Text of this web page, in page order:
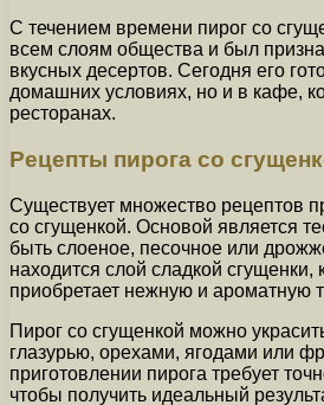
С течением времени пирог со
всем слоям общества и был
вкусных десертов. Сегодня его
домашних условиях, но и в кафе,
ресторанах.
Рецепты пирога со
Существует множество рецептов
со сгущенкой. Основой является
быть слоеное, песочное или
находится слой сладкой сгущенки,
приобретает нежную и ароматную
Пирог со сгущенкой можно
глазурью, орехами, ягодами или
приготовлении пирога требует
чтобы получить идеальный